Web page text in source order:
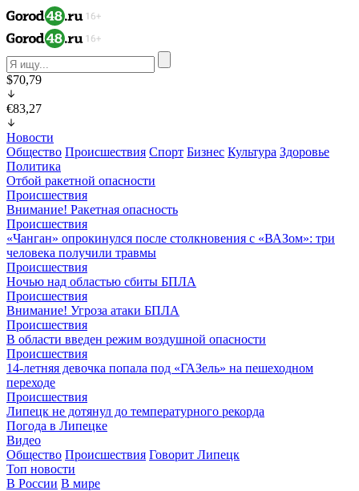
$70,79
€83,27
Новости
Общество Происшествия Спорт Бизнес Культура Здоровье
Политика
Отбой ракетной опасности
Происшествия
Внимание! Ракетная опасность
Происшествия
«Чанган» опрокинулся после столкновения с «ВАЗом»: три
человека получили травмы
Происшествия
Ночью над областью сбиты БПЛА
Происшествия
Внимание! Угроза атаки БПЛА
Происшествия
В области введен режим воздушной опасности
Происшествия
14-летняя девочка попала под «ГАЗель» на пешеходном
переходе
Происшествия
Липецк не дотянул до температурного рекорда
Погода в Липецке
Видео
Общество Происшествия Говорит Липецк
Топ новости
В России В мире